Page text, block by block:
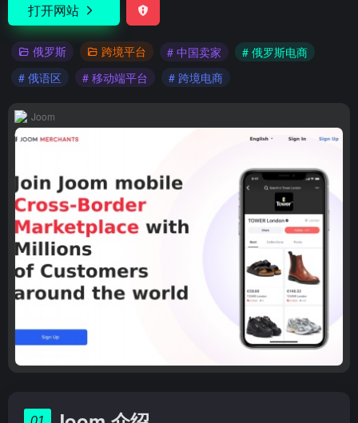
打开网站
俄罗斯 跨境平台 # 中国卖家
# 俄罗斯电商
# 俄语区
# 移动端平台 # 跨境电商
Joom